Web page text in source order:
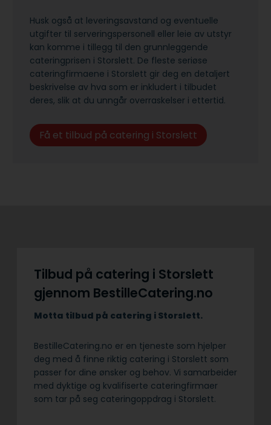
Husk også at leveringsavstand og eventuelle
utgifter til serveringspersonell eller leie av utstyr
kan komme i tillegg til den grunnleggende
cateringprisen i Storslett. De fleste seriøse
cateringfirmaene i Storslett gir deg en detaljert
beskrivelse av hva som er inkludert i tilbudet
deres, slik at du unngår overraskelser i ettertid.
Få et tilbud på catering i Storslett
Tilbud på catering i Storslett
gjennom BestilleCatering.no
Motta tilbud på catering i Storslett.
BestilleCatering.no er en tjeneste som hjelper
deg med å finne riktig catering i Storslett som
passer for dine ønsker og behov. Vi samarbeider
med dyktige og kvalifiserte cateringfirmaer
som tar på seg cateringoppdrag i Storslett.